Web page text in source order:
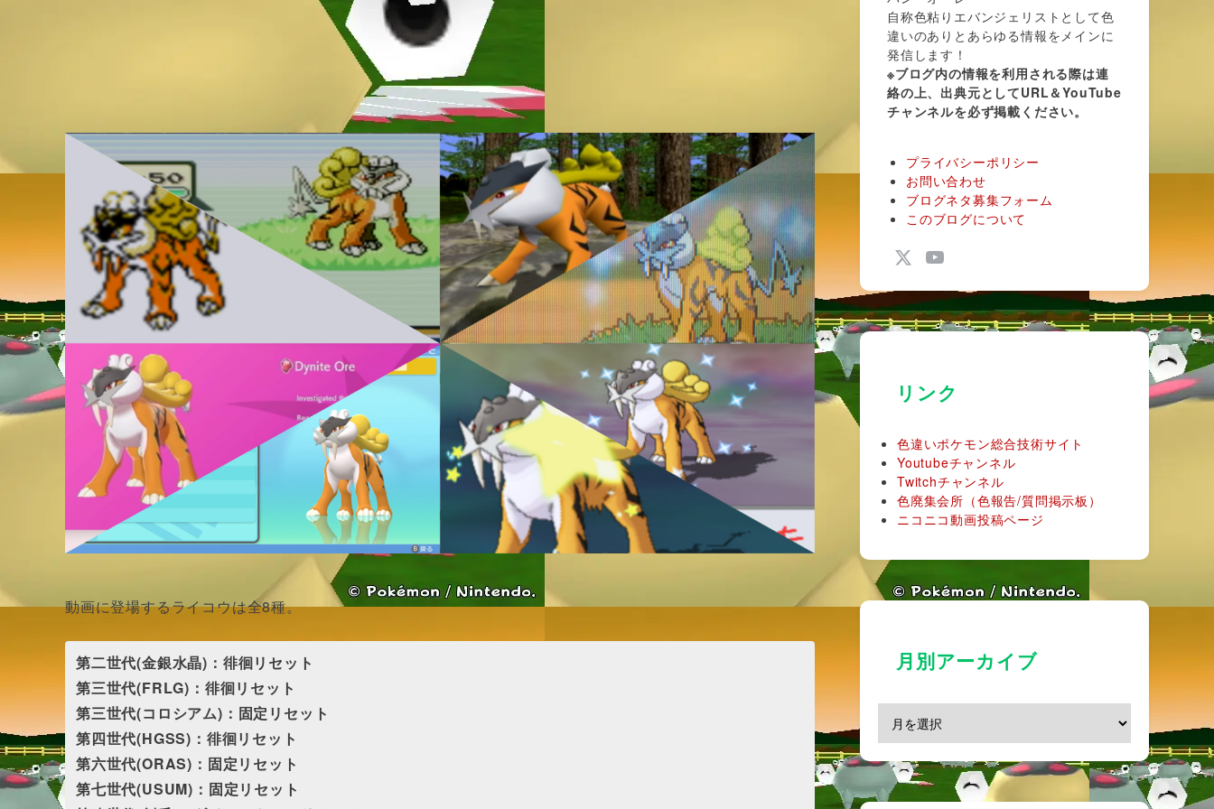
動画に登場するライコウは全8種。
第二世代(金銀水晶)：徘徊リセット
第三世代(FRLG)：徘徊リセット
第三世代(コロシアム)：固定リセット
第四世代(HGSS)：徘徊リセット
第六世代(ORAS)：固定リセット
第七世代(USUM)：固定リセット
自称色粘りエバンジェリストとして色
違いのありとあらゆる情報をメインに
発信します！
※ブログ内の情報を利用される際は連
絡の上、出典元としてURL＆YouTube
チャンネルを必ず掲載ください。
プライバシーポリシー
お問い合わせ
ブログネタ募集フォーム
このブログについて
リンク
色違いポケモン総合技術サイト
Youtubeチャンネル
Twitchチャンネル
色廃集会所（色報告/質問掲示板）
ニコニコ動画投稿ページ
月別アーカイブ